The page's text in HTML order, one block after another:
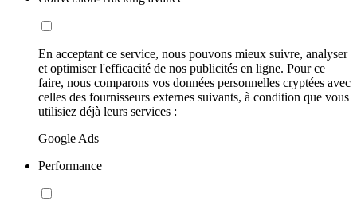
En acceptant ce service, nous pouvons mieux suivre, analyser
et optimiser l'efficacité de nos publicités en ligne. Pour ce
faire, nous comparons vos données personnelles cryptées avec
celles des fournisseurs externes suivants, à condition que vous
utilisiez déjà leurs services :
Google Ads
Performance